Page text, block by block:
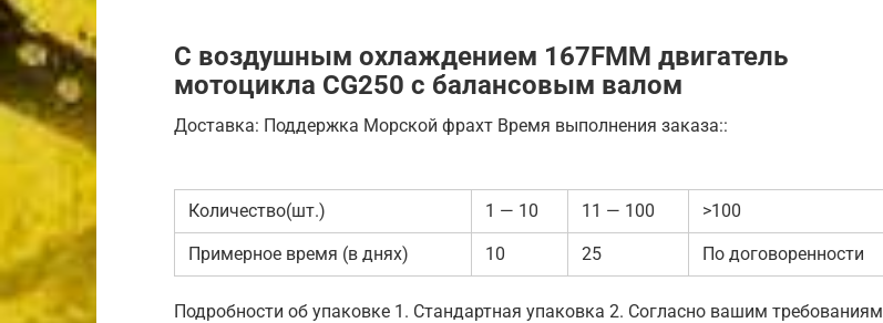
С воздушным охлаждением 167FMM двигатель
мотоцикла CG250 с балансовым валом
Доставка: Поддержка Морской фрахт Время выполнения заказа::
Количество(шт.) 1 — 10 11 — 100 >100
Примерное время (в днях) 10 25 По договоренности
Подробности об упаковке 1. Стандартная упаковка 2. Согласно вашим требованиям